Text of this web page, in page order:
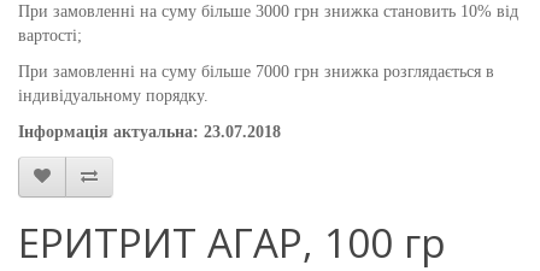
При замовленні на суму більше 3000 грн знижка становить 10% від
вартості;
При замовленні на суму більше 7000 грн знижка розглядається в
індивідуальному порядку.
Інформація актуальна: 23.07.2018
ЕРИТРИТ АГАР, 100 гр